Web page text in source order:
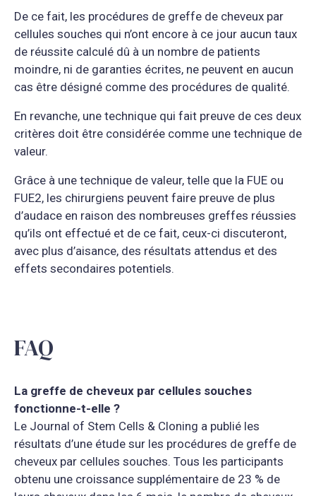
De ce fait, les procédures de greffe de cheveux par
cellules souches qui n’ont encore à ce jour aucun taux
de réussite calculé dû à un nombre de patients
moindre, ni de garanties écrites, ne peuvent en aucun
cas être désigné comme des procédures de qualité.
En revanche, une technique qui fait preuve de ces deux
critères doit être considérée comme une technique de
valeur.
Grâce à une technique de valeur, telle que la FUE ou
FUE2, les chirurgiens peuvent faire preuve de plus
d’audace en raison des nombreuses greffes réussies
qu’ils ont effectué et de ce fait, ceux-ci discuteront,
avec plus d’aisance, des résultats attendus et des
effets secondaires potentiels.
FAQ
La greffe de cheveux par cellules souches
fonctionne-t-elle ?
Le Journal of Stem Cells & Cloning a publié les
résultats d’une étude sur les procédures de greffe de
cheveux par cellules souches. Tous les participants
obtenu une croissance supplémentaire de 23 % de